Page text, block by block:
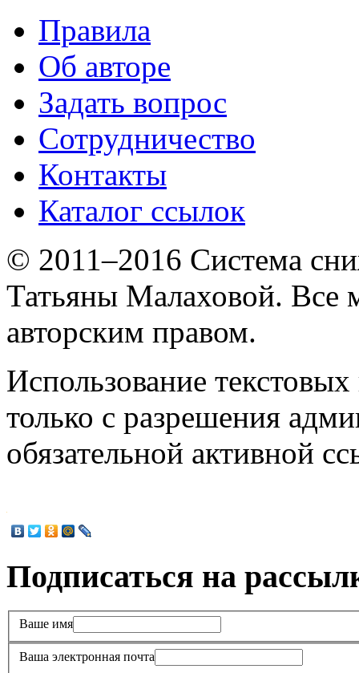
Правила
Об авторе
Задать вопрос
Сотрудничество
Контакты
Каталог ссылок
© 2011–2016 Система
Татьяны Малаховой. Все
авторским правом.
Использование
только с разрешения
обязательной активной
Подписаться на
Ваше имя
Ваша электронная почта